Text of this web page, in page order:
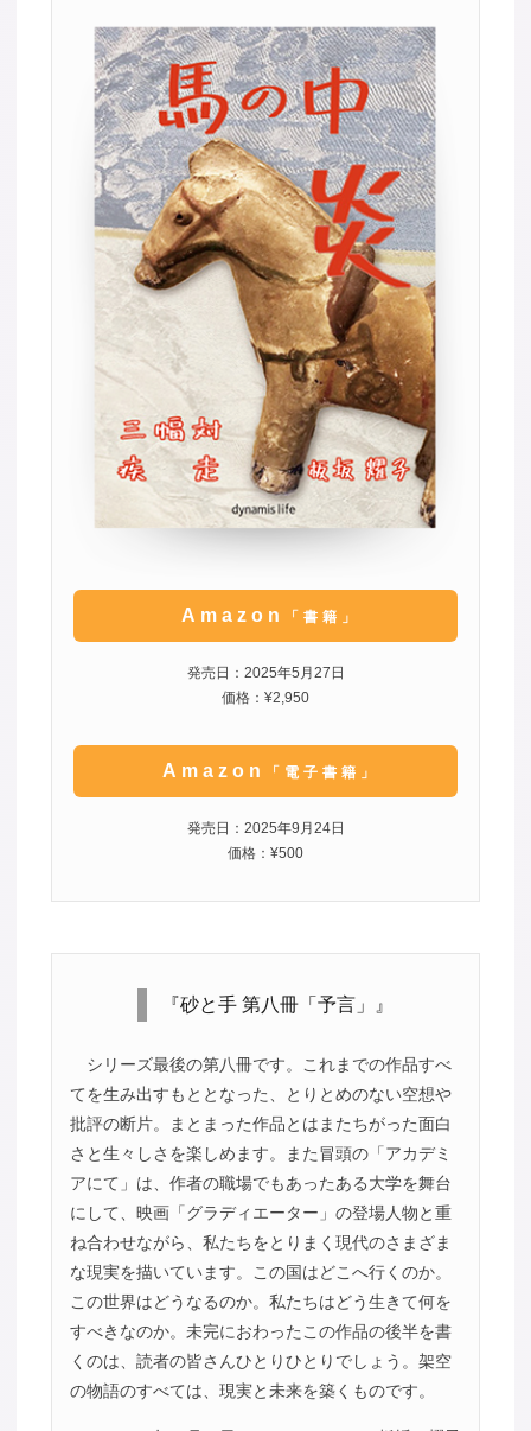
Amazon 「書籍」
発売日：2025年5月27日
価格：¥2,950
Amazon 「電子書籍」
発売日：2025年9月24日
価格：¥500
『砂と手 第八冊「予言」』
シリーズ最後の第八冊です。これまでの作品すべ
てを生み出すもととなった、とりとめのない空想や
批評の断片。まとまった作品とはまたちがった面白
さと生々しさを楽しめます。また冒頭の「アカデミ
アにて」は、作者の職場でもあったある大学を舞台
にして、映画「グラディエーター」の登場人物と重
ね合わせながら、私たちをとりまく現代のさまざま
な現実を描いています。この国はどこへ行くのか。
この世界はどうなるのか。私たちはどう生きて何を
すべきなのか。未完におわったこの作品の後半を書
くのは、読者の皆さんひとりひとりでしょう。架空
の物語のすべては、現実と未来を築くものです。